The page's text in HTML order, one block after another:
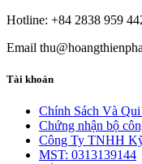
Hotline: +84 2838 959
Email
Tài khoản
Chính Sách Và
Chứng nhận bộ
Công Ty TNHH
MST: 0313139144